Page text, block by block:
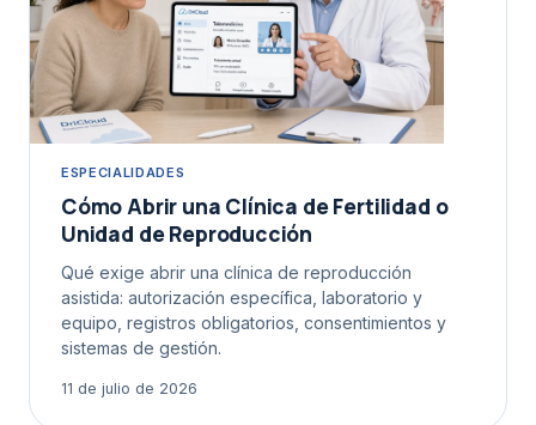
ESPECIALIDADES
Cómo Abrir una Clínica de Fertilidad o
Unidad de Reproducción
Qué exige abrir una clínica de reproducción
asistida: autorización específica, laboratorio y
equipo, registros obligatorios, consentimientos y
sistemas de gestión.
11 de julio de 2026